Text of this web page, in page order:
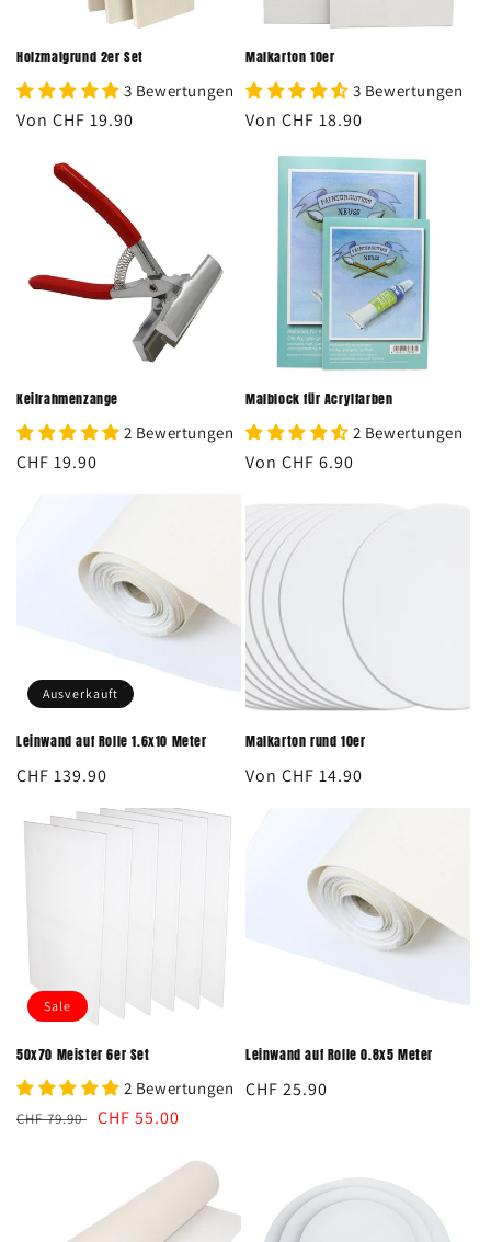
Holzmalgrund 2er Set
3 Bewertungen
Normaler
Von CHF 19.90
Malkarton 10er
3 Bewertungen
Normaler
Von CHF 18.90
Keilrahmenzange
2 Bewertungen
Normaler
CHF 19.90
Malblock für Acrylfarben
2 Bewertungen
Normaler
Von CHF 6.90
Ausverkauft
Leinwand auf Rolle 1.6x10 Meter
Normaler
CHF 139.90
Malkarton rund 10er
Normaler
Von CHF 14.90
Sale
50x70 Meister 6er Set
2 Bewertungen
Normaler
CHF 79.90 Verkaufspreis
CHF 55.00
Leinwand auf Rolle 0.8x5 Meter
Normaler
CHF 25.90